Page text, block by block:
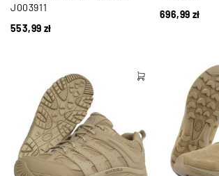
J003911
553,99 zł
696,99 zł